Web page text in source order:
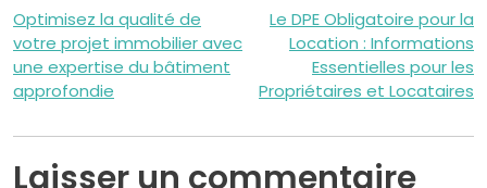
Navigation
de
l’article
Optimisez la qualité de
votre projet immobilier avec
une expertise du bâtiment
approfondie
Le DPE Obligatoire pour la
Location : Informations
Essentielles pour les
Propriétaires et Locataires
Laisser un commentaire